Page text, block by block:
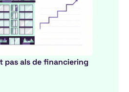
pas als de financiering